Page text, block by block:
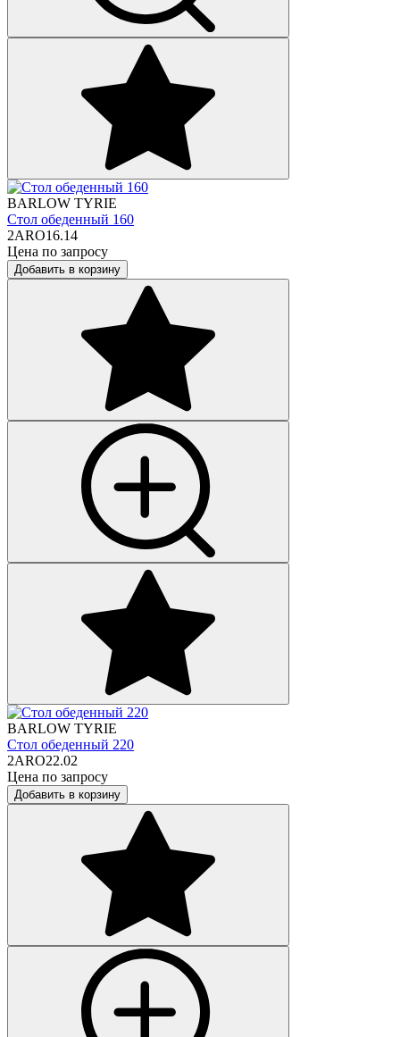
BARLOW TYRIE
Стол обеденный 160
2ARO16.14
Цена по запросу
Добавить в корзину
BARLOW TYRIE
Стол обеденный 220
2ARO22.02
Цена по запросу
Добавить в корзину